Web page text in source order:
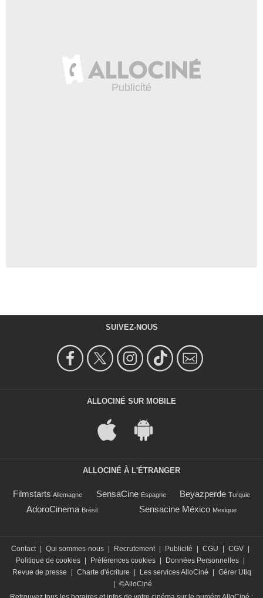
SUIVEZ-NOUS
ALLOCINÉ SUR MOBILE
ALLOCINÉ À L'ÉTRANGER
Filmstarts Allemagne SensaCine Espagne Beyazperde Turquie
AdoroCinema Brésil Sensacine México Mexique
Contact Qui sommes-nous Recrutement Publicité CGU CGV
Politique de cookies
Préférences cookies Données Personnelles
Revue de presse
Charte d'écriture Les services AlloCiné
Gérer Utiq
©AlloCiné